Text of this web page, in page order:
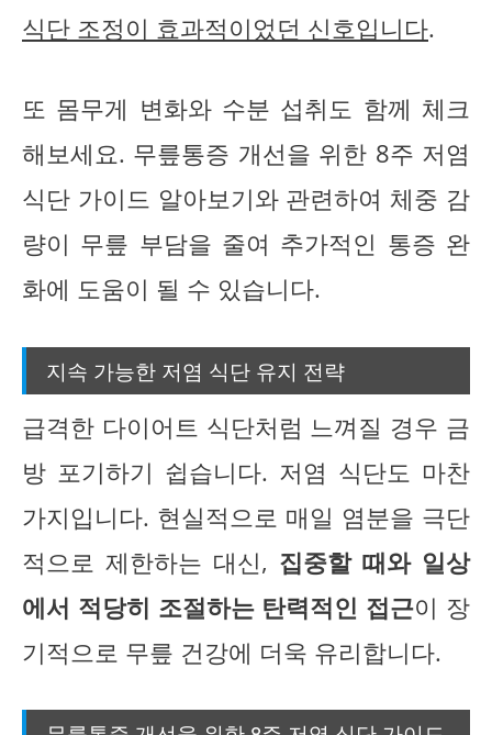
식단 조정이 효과적이었던 신호입니다.
또 몸무게 변화와 수분 섭취도 함께 체크
해보세요. 무릎통증 개선을 위한 8주 저염
식단 가이드 알아보기와 관련하여 체중 감
량이 무릎 부담을 줄여 추가적인 통증 완
화에 도움이 될 수 있습니다.
지속 가능한 저염 식단 유지 전략
급격한 다이어트 식단처럼 느껴질 경우 금
방 포기하기 쉽습니다. 저염 식단도 마찬
가지입니다. 현실적으로 매일 염분을 극단
적으로 제한하는 대신, 집중할 때와 일상
에서 적당히 조절하는 탄력적인 접근이 장
기적으로 무릎 건강에 더욱 유리합니다.